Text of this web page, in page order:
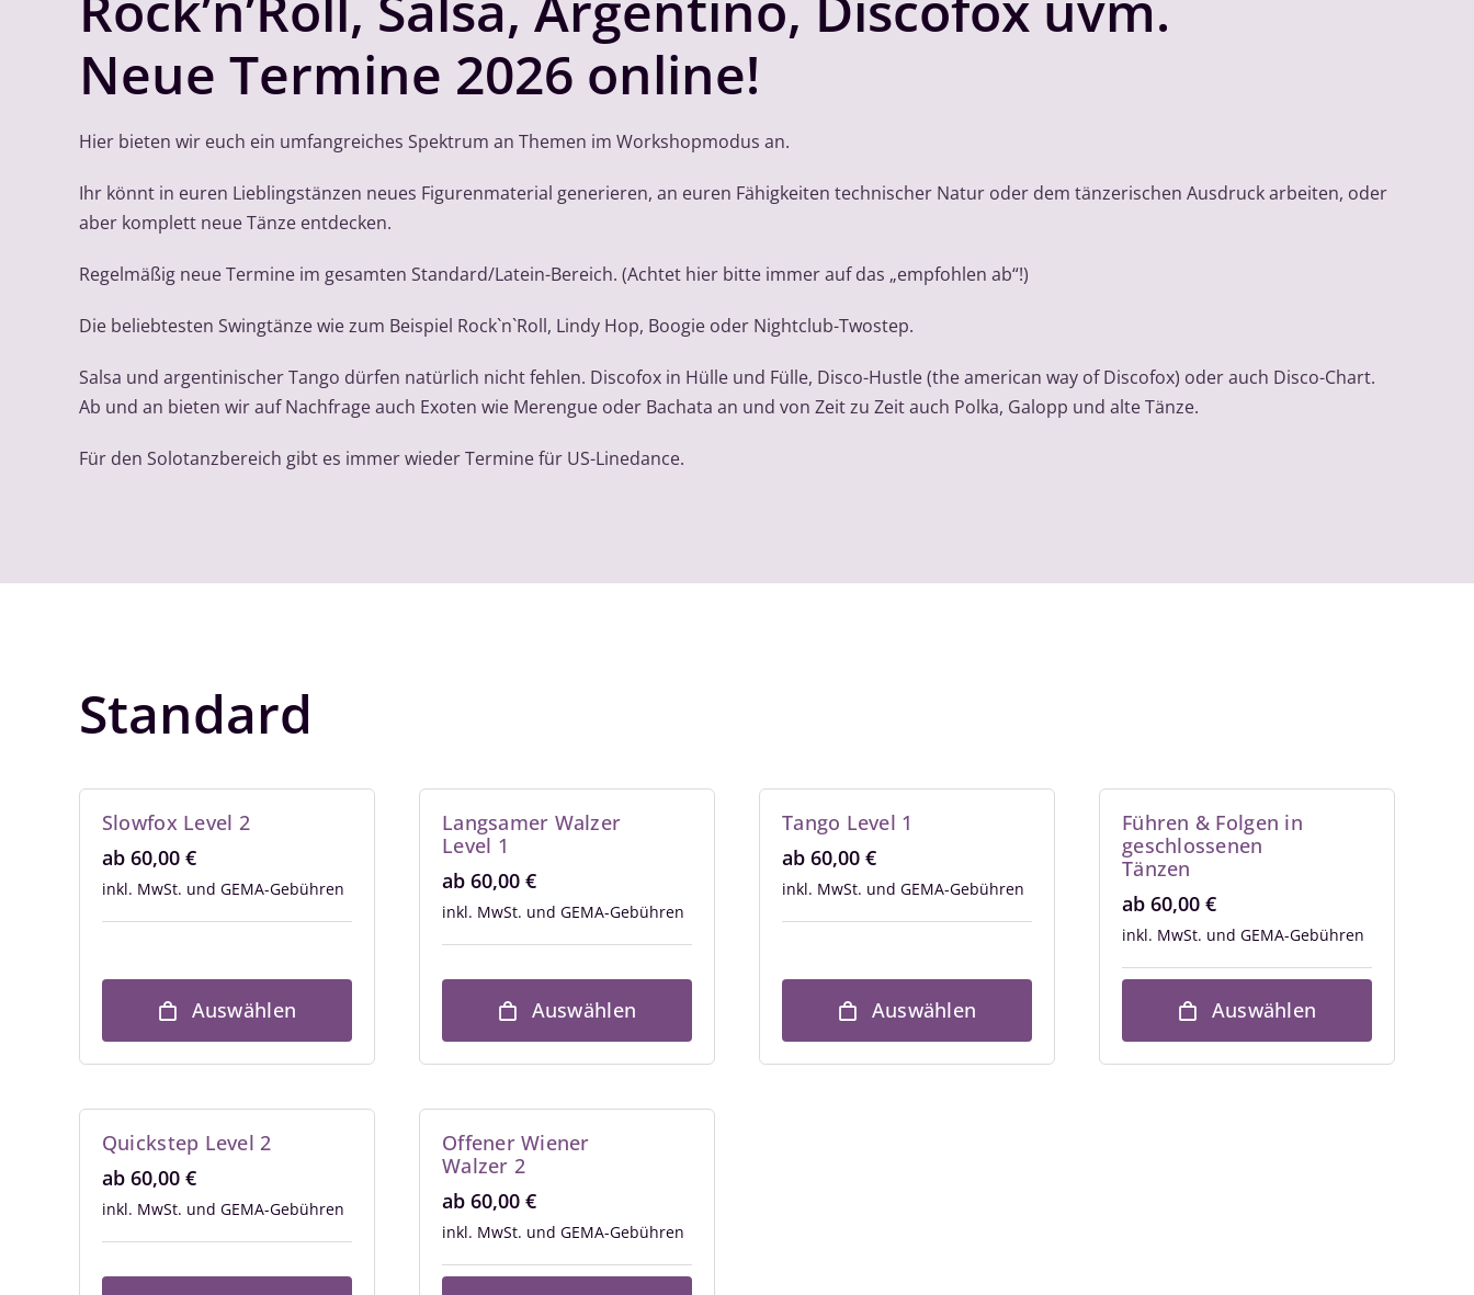
Neue Termine 2026 online!
Hier bieten wir euch ein umfangreiches Spektrum an Themen im Workshopmodus an.
Ihr könnt in euren Lieblingstänzen neues Figurenmaterial generieren, an euren Fähigkeiten technischer Natur oder dem tänzerischen Ausdruck arbeiten, oder
aber komplett neue Tänze entdecken.
Regelmäßig neue Termine im gesamten Standard/Latein-Bereich. (Achtet hier bitte immer auf das „empfohlen ab“!)
Die beliebtesten Swingtänze wie zum Beispiel Rock`n`Roll, Lindy Hop, Boogie oder Nightclub-Twostep.
Salsa und argentinischer Tango dürfen natürlich nicht fehlen. Discofox in Hülle und Fülle, Disco-Hustle (the american way of Discofox) oder auch Disco-Chart.
Ab und an bieten wir auf Nachfrage auch Exoten wie Merengue oder Bachata an und von Zeit zu Zeit auch Polka, Galopp und alte Tänze.
Für den Solotanzbereich gibt es immer wieder Termine für US-Linedance.
Standard
Slowfox Level 2
ab 60,00 €
inkl. MwSt.
Auswählen
Langsamer Walzer
Level 1
ab 60,00 €
inkl. MwSt.
Auswählen
Tango Level 1
ab 60,00 €
inkl. MwSt.
Auswählen
Führen & Folgen in
geschlossenen
Tänzen
ab 60,00 €
inkl. MwSt.
Auswählen
Quickstep Level 2
ab 60,00 €
inkl. MwSt.
Offener Wiener
Walzer 2
ab 60,00 €
inkl. MwSt.